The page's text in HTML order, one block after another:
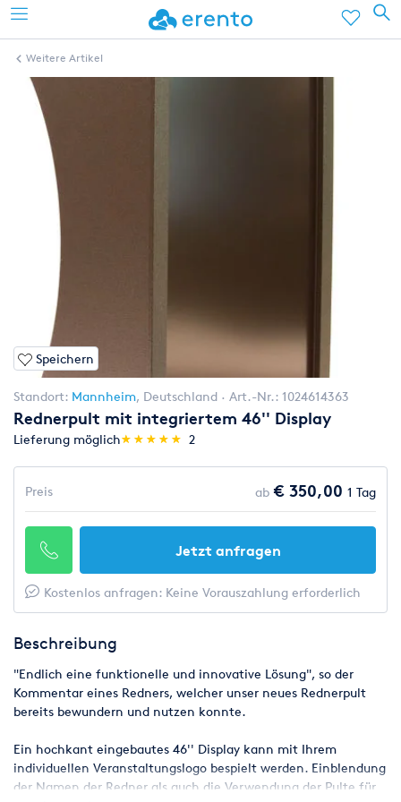
Weitere Artikel
Speichern
Standort: Mannheim, Deutschland Art.-Nr.: 1024614363
Rednerpult mit integriertem 46'' Display
Lieferung möglich(*)
★
★
(*)★
★
(*) ★
★
(*) ★
★
(*) ★
★ 2
Preis ab € 350,00 1 Tag
Jetzt anfragen
Kostenlos anfragen: Keine Vorauszahlung erforderlich
Beschreibung
"Endlich eine funktionelle und innovative Lösung", so der
Kommentar eines Redners, welcher unser neues Rednerpult
bereits bewundern und nutzen konnte.
Ein hochkant eingebautes 46'' Display kann mit Ihrem
individuellen Veranstaltungslogo bespielt werden. Einblendung
der Namen der Redner als auch die Verwendung der Pulte für